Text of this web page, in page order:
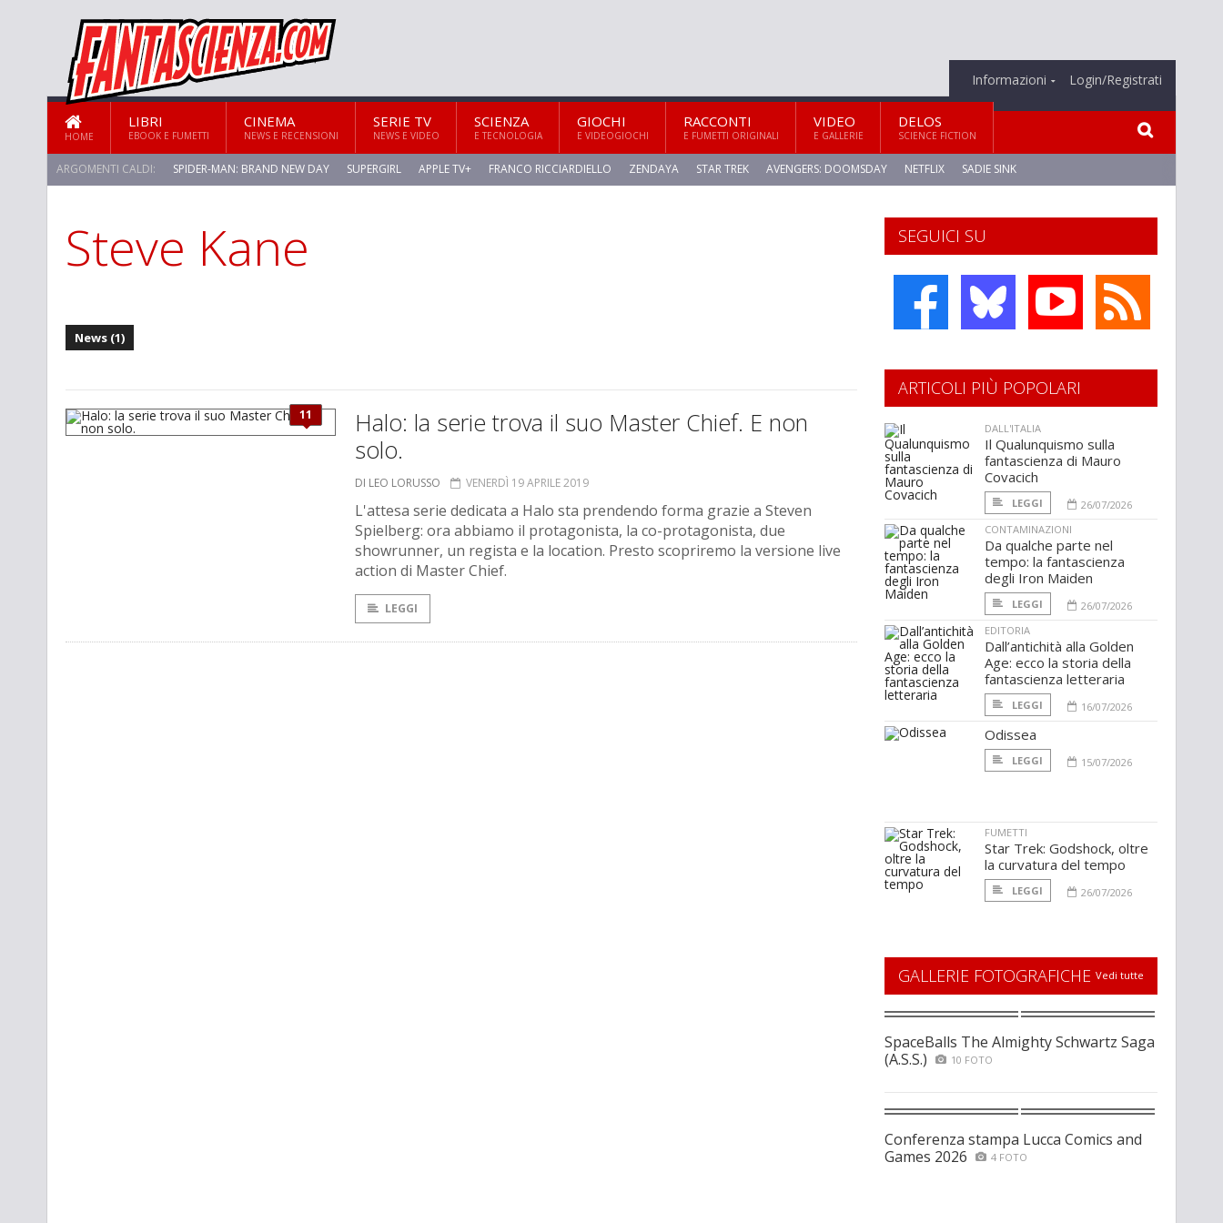
Informazioni Login/Registrati
HOME
LIBRI
EBOOK E FUMETTI
CINEMA
NEWS E RECENSIONI
SERIE TV
NEWS E VIDEO
SCIENZA
E TECNOLOGIA
GIOCHI
E VIDEOGIOCHI
RACCONTI
E FUMETTI ORIGINALI
VIDEO
E GALLERIE
DELOS
SCIENCE FICTION
ARGOMENTI CALDI: SPIDER-MAN: BRAND NEW DAY SUPERGIRL APPLE TV+ FRANCO RICCIARDIELLO ZENDAYA STAR TREK AVENGERS: DOOMSDAY NETFLIX SADIE SINK
STAR TREK: STRANGE NEW WORLDS
Steve Kane
News (1)
11
Halo: la serie trova il suo Master Chief. E non
solo.
DI LEO LORUSSO VENERDÌ 19 APRILE 2019
L'attesa serie dedicata a Halo sta prendendo forma grazie a Steven
Spielberg: ora abbiamo il protagonista, la co-protagonista, due
showrunner, un regista e la location. Presto scopriremo la versione live
action di Master Chief.
LEGGI
SEGUICI SU
ARTICOLI PIÙ POPOLARI
DALL'ITALIA
Il Qualunquismo sulla
fantascienza di Mauro
Covacich
LEGGI
26/07/2026
CONTAMINAZIONI
Da qualche parte nel
tempo: la fantascienza
degli Iron Maiden
LEGGI
26/07/2026
EDITORIA
Dall’antichità alla Golden
Age: ecco la storia della
fantascienza letteraria
LEGGI 16/07/2026
Odissea
LEGGI 15/07/2026
FUMETTI
Star Trek: Godshock, oltre
la curvatura del tempo
LEGGI 26/07/2026
GALLERIE FOTOGRAFICHE Vedi tutte
SpaceBalls The Almighty Schwartz Saga
(A.S.S.)
10 FOTO
Conferenza stampa Lucca Comics and
Games 2026
4 FOTO